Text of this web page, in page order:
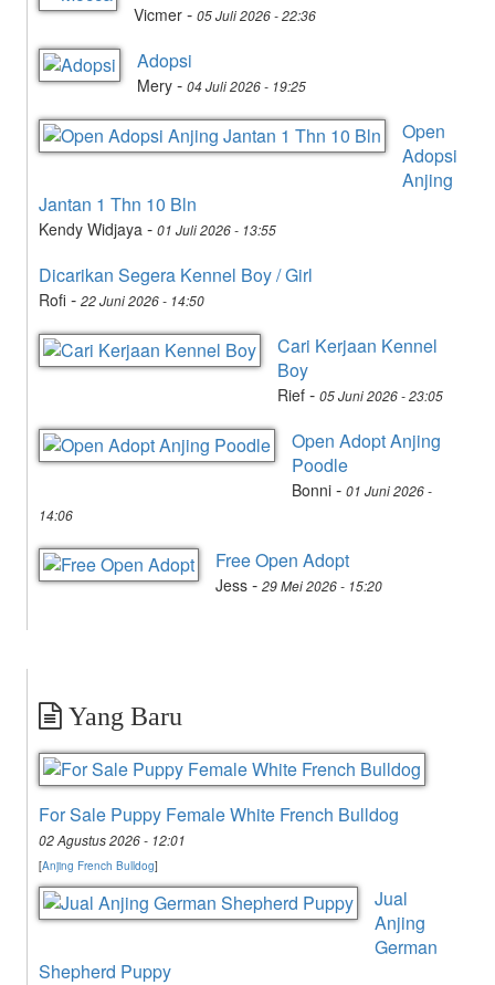
Vicmer - 05 Juli 2026 - 22:36
Adopsi
Mery - 04 Juli 2026 - 19:25
Open
Adopsi
Anjing
Jantan 1 Thn 10 Bln
Kendy Widjaya - 01 Juli 2026 - 13:55
Dicarikan Segera Kennel Boy / Girl
Rofi - 22 Juni 2026 - 14:50
Cari Kerjaan Kennel
Boy
Rief - 05 Juni 2026 - 23:05
Open Adopt Anjing
Poodle
Bonni - 01 Juni 2026 -
14:06
Free Open Adopt
Jess - 29 Mei 2026 - 15:20
Yang Baru
For Sale Puppy Female White French Bulldog
02 Agustus 2026 - 12:01
[Anjing French Bulldog]
Jual
Anjing
German
Shepherd Puppy